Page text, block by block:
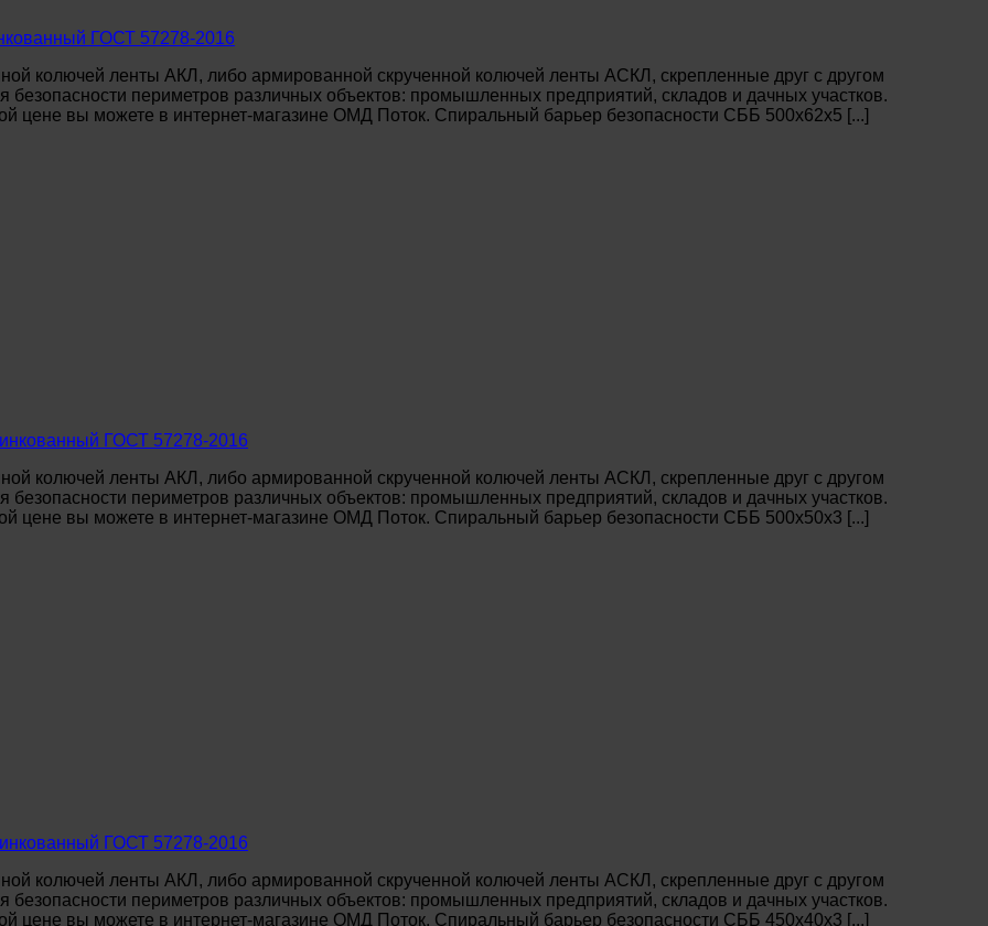
ГОСТ 57278-2016
колючей ленты АКЛ, либо армированной скрученной колючей ленты АСКЛ, скрепленные друг с другом
периметров различных объектов: промышленных предприятий, складов и дачных участков.
цене вы можете в интернет-магазине ОМД Поток. Спиральный барьер безопасности СББ 500х62х5 [...]
ГОСТ 57278-2016
колючей ленты АКЛ, либо армированной скрученной колючей ленты АСКЛ, скрепленные друг с другом
периметров различных объектов: промышленных предприятий, складов и дачных участков.
цене вы можете в интернет-магазине ОМД Поток. Спиральный барьер безопасности СББ 500х50х3 [...]
ГОСТ 57278-2016
колючей ленты АКЛ, либо армированной скрученной колючей ленты АСКЛ, скрепленные друг с другом
периметров различных объектов: промышленных предприятий, складов и дачных участков.
цене вы можете в интернет-магазине ОМД Поток. Спиральный барьер безопасности СББ 450х40х3 [...]